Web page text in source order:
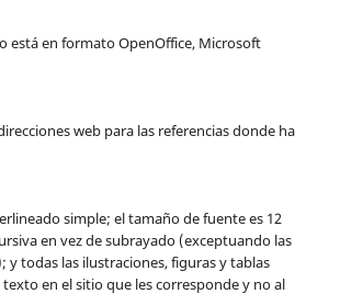
está en formato OpenOffice, Microsoft
web para las referencias donde ha
simple; el tamaño de fuente es 12
en vez de subrayado (exceptuando las
y todas las ilustraciones, figuras y tablas
en el sitio que les corresponde y no al